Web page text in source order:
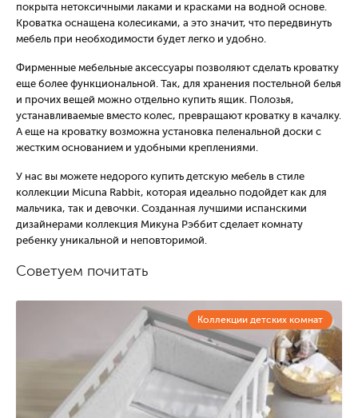
покрыта нетоксичными лаками и красками на водной основе.
Кроватка оснащена колесиками, а это значит, что передвинуть
мебель при необходимости будет легко и удобно.
Фирменные мебельные аксессуары позволяют сделать кроватку
еще более функциональной. Так, для хранения постельной белья
и прочих вещей можно отдельно купить ящик. Полозья,
устанавливаемые вместо колес, превращают кроватку в качалку.
А еще на кроватку возможна установка пеленальной доски с
жестким основанием и удобными креплениями.
У нас вы можете недорого купить детскую мебель в стиле
коллекции Micuna Rabbit, которая идеально подойдет как для
мальчика, так и девочки. Созданная лучшими испанскими
дизайнерами коллекция Микуна Рэббит сделает комнату
ребенку уникальной и неповторимой.
Советуем почитать
Коллекции детских комнат